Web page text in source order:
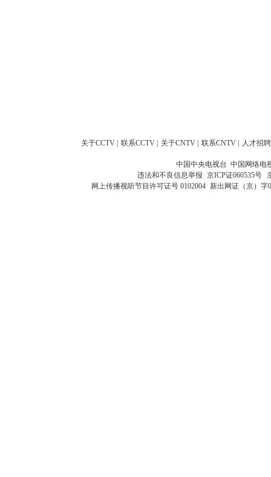
关于CCTV 联系CCTV 关于CNTV 联系CNTV 人才招聘
中国中央电视台 中国网络电
违法和不良信息举报 京ICP证060535号
网上传播视听节目许可证号 0102004 新出网证（京）